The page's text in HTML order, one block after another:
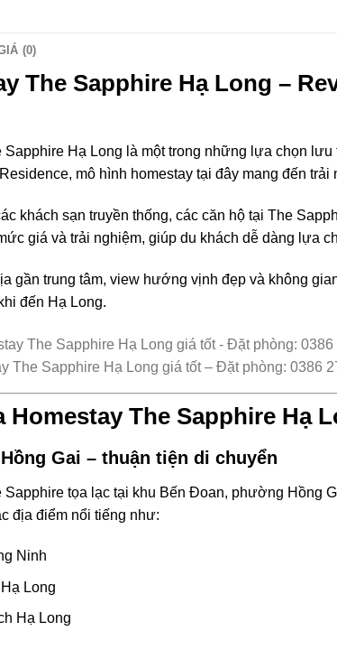
(0)
The Sapphire Hạ Long –
Sapphire Hạ Long là một trong những lựa chọn
mô hình homestay tại đây mang đến
khách sạn truyền thống, các căn hộ tại The
giá và trải nghiệm, giúp du khách dễ dàng lựa
gần trung tâm, view hướng vịnh đẹp và không
đến Hạ Long.
The Sapphire Hạ Long giá tốt – Đặt phòng: 0386
Homestay The Sapphire Hạ
Gai – thuận tiện di chuyển
Sapphire tọa lạc tại khu Bến Đoan, phường Hồng
địa điểm nổi tiếng như:
Ninh
Long
Hạ Long